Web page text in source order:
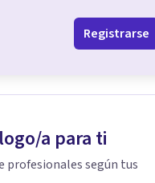
Registrarse
a para ti
profesionales según tus